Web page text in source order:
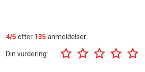
4/5 etter 135 anmeldelser
Din vurdering: